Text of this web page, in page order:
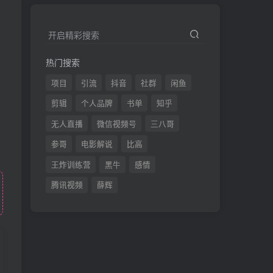
开启精彩搜索
热门搜索
项目 引流 抖音 社群
闲鱼
剪辑
个人品牌 书单
知乎
无人直播
微信视频号
三八哥
参哥
电影解说
比高
王炸训练营
黑牛
感情
腾讯视频
薛辉